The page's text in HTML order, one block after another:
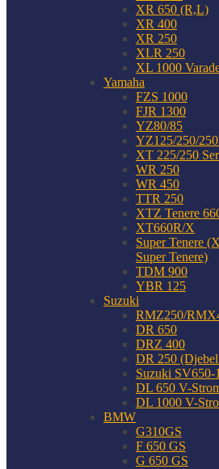
XR 650 (R,L)
XR 400
XR 250
XLR 250
XL 1000
Yamaha
FZS 1000
FJR 1300
YZ80/85
YZ125/250/
XT 225/250
WR 250
WR 450
TTR 250
XTZ Tenere
XT660R/X
Super Tenere
Super Tenere)
TDM 900
YBR 125
Suzuki
RMZ250/
DR 650
DRZ 400
DR 250
Suzuki
DL 650 V-
DL 1000 V-
BMW
G310GS
F 650 GS
G 650 GS